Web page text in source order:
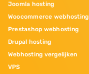
Joomla hosting
Woocommerce webhosting
Prestashop webhosting
Drupal hosting
Webhosting vergelijken
VPS